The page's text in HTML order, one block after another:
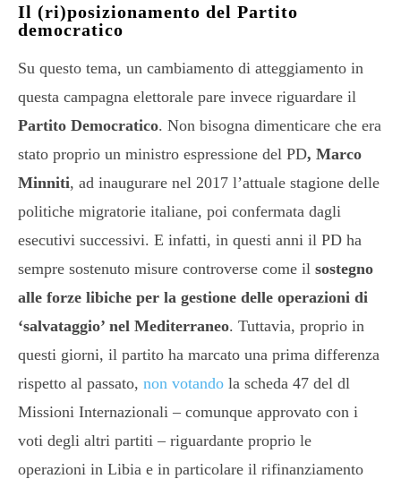
Il (ri)posizionamento del Partito
democratico
Su questo tema, un cambiamento di atteggiamento in
questa campagna elettorale pare invece riguardare il
Partito Democratico. Non bisogna dimenticare che era
stato proprio un ministro espressione del PD, Marco
Minniti, ad inaugurare nel 2017 l’attuale stagione delle
politiche migratorie italiane, poi confermata dagli
esecutivi successivi. E infatti, in questi anni il PD ha
sempre sostenuto misure controverse come il sostegno
alle forze libiche per la gestione delle operazioni di
‘salvataggio’ nel Mediterraneo. Tuttavia, proprio in
questi giorni, il partito ha marcato una prima differenza
rispetto al passato, non votando la scheda 47 del dl
Missioni Internazionali – comunque approvato con i
voti degli altri partiti – riguardante proprio le
operazioni in Libia e in particolare il rifinanziamento